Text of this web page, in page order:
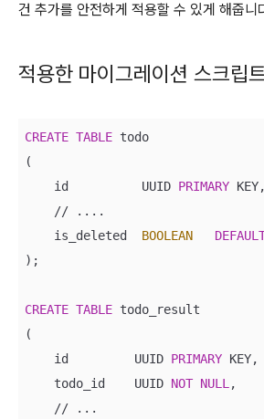
건 추가를 안전하게 적용할 수 있게 해줍니
적용한 마이그레이션 스크립
CREATE TABLE todo
(
    id          UUID
PRIMARY KEY,
// ....
    is_deleted
BOOLEAN
);
CREATE TABLE todo_result
(
    id         UUID
PRIMARY KEY,
    todo_id    UUID
NOT NULL ,
// ...